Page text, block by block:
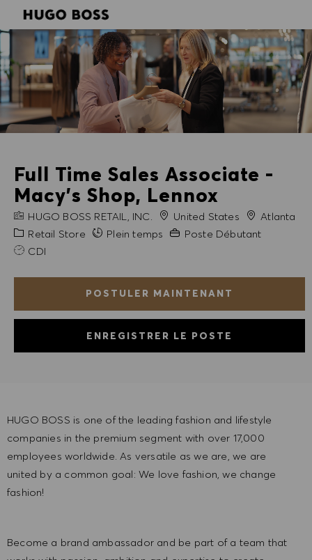
Full Time Sales Associate -
Macy's Shop, Lennox
NOM DE L'ENTREPRISE
HUGO BOSS RETAIL, INC. United States VilleAtlanta
Catégorie
Retail Store Plein temps Expérience requise
Poste Débutant
CDI
POSTULER MAINTENANT
ENREGISTRER LE POSTE
HUGO BOSS is one of the leading fashion and lifestyle
companies in the premium segment with over 17,000
employees worldwide. As versatile as we are, we are
united by a common goal: We love fashion, we change
fashion!
Become a brand ambassador and be part of a team that